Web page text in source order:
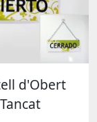
d'Obert
Tancat